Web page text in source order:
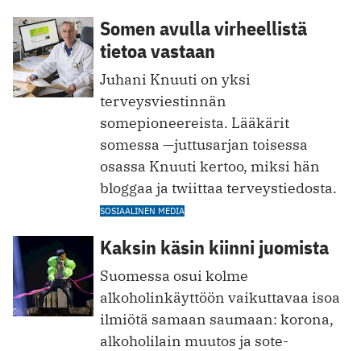
Somen avulla virheellistä
tietoa vastaan
Juhani Knuuti on yksi
terveysviestinnän
somepioneereista. Lääkärit
somessa —juttusarjan toisessa
osassa Knuuti kertoo, miksi hän
bloggaa ja twiittaa terveystiedosta.
SOSIAALINEN MEDIA
Kaksin käsin kiinni juomista
Suomessa osui kolme
alkoholinkäyttöön vaikuttavaa isoa
ilmiötä samaan saumaan: korona,
alkoholilain muutos ja sote-